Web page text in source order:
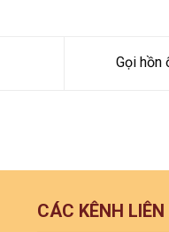
Gọi hồn
CÁC KÊNH LIÊN